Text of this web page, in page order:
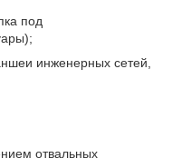
под
инженерных сетей,
отвальных